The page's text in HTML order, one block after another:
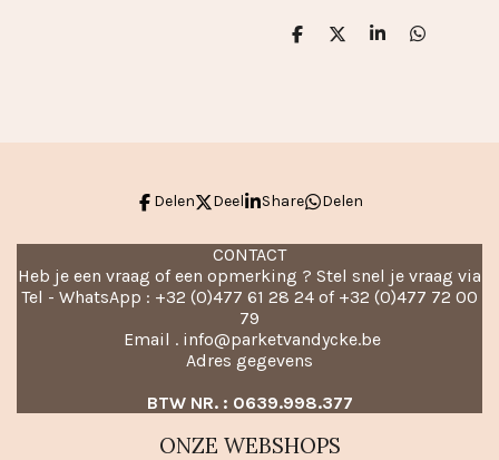
D
D
S
D
Delen Deel Share Delen
CONTACT
Heb je een vraag of een opmerking ? Stel snel je vraag via
Tel - WhatsApp : +32 (0)477 61 28 24 of +32 (0)477 72 00
79
Email . info@parketvandycke.be
Adres gegevens
BTW NR. : 0639.998.377
ONZE WEBSHOPS